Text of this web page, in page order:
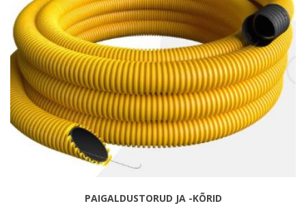
PAIGALDUSTORUD JA -KÕRID